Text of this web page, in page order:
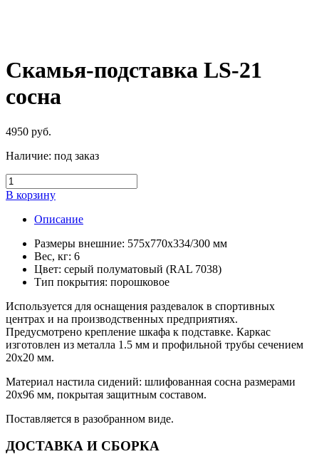
Скамья-подставка LS-21
сосна
4950 руб.
Наличие: под заказ
В корзину
Описание
Размеры внешние: 575x770х334/300 мм
Вес, кг: 6
Цвет: серый полуматовый (RAL 7038)
Тип покрытия: порошковое
Используется для оснащения раздевалок в спортивных
центрах и на производственных предприятиях.
Предусмотрено крепление шкафа к подставке. Каркас
изготовлен из металла 1.5 мм и профильной трубы сечением
20х20 мм.
Материал настила сидений: шлифованная сосна размерами
20х96 мм, покрытая защитным составом.
Поставляется в разобранном виде.
ДОСТАВКА И СБОРКА